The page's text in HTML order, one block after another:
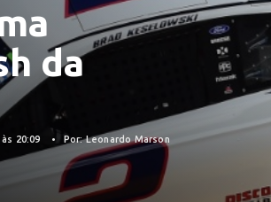
da
20:09 Por: Leonardo Marson